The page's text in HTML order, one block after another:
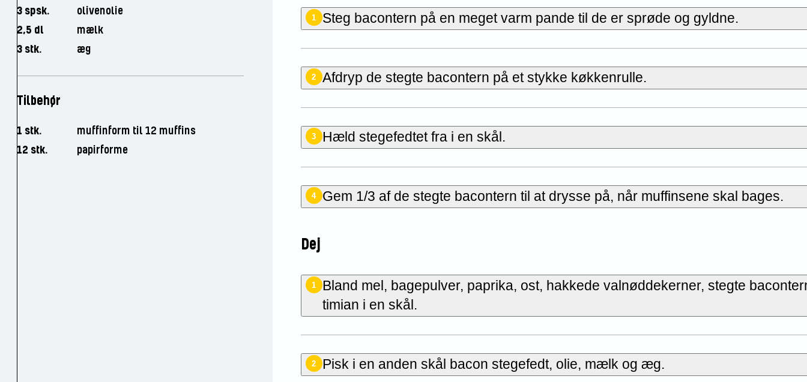
3 spsk.
olivenolie
2,5 dl
mælk
3 stk.
æg
Tilbehør
1 stk.
muffinform til 12 muffins
12 stk.
papirforme
1 Steg bacontern på en meget varm pande til de er sprøde og gyldne.
2 Afdryp de stegte bacontern på et stykke køkkenrulle.
3 Hæld stegefedtet fra i en skål.
4 Gem 1/3 af de stegte bacontern til at drysse på, når muffinsene skal bages.
Dej
1
Bland mel, bagepulver, paprika, ost, hakkede valnøddekerner, stegte
timian i en skål.
2 Pisk i en anden skål bacon stegefedt, olie, mælk og æg.